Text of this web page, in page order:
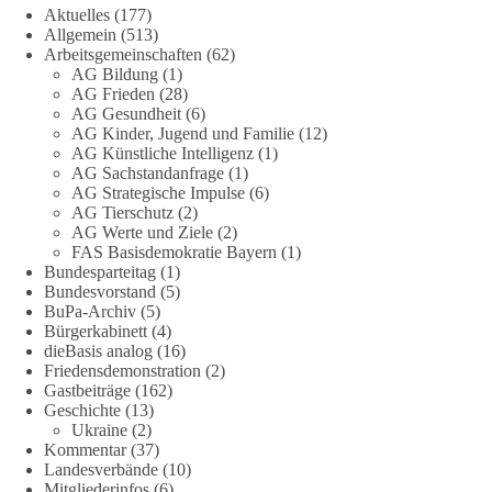
Eine demokratische Gesellschaft lebt nicht davon, unbequeme
Fragen zu vermeiden. Sie lebt davon, Fragen offen zu stellen
und transparent zu beantworten.
dieBasis fordert deshalb weiterhin eine unabhängige,
vollständige und transparente Aufarbeitung der Corona-Politik.
Ohne Denkverbote, ohne Vorverurteilungen und ohne Tabus.
Quellen: https://apnews.com/article/fauci-diaries-covid-origins-
rand-paul-6b25da9f75a0becbaf2886ab22643e67
https://www.tichyseinblick.de/kolumnen/aus-aller-welt/usa-
tagebuch-fauci-corona-impfung/
#dieBasis #Corona #Aufarbeitung
#Vertrauen
36 60
DieBasis
Aktuelles (177)
Allgemein (513)
Arbeitsgemeinschaften (62)
AG Bildung (1)
AG Frieden (28)
AG Gesundheit(6)
AG Kinder, Jugend und Familie (12)
AG Künstliche Intelligenz (1)
AG Sachstandanfrage (1)
AG Strategische Impulse (6)
AG Tierschutz (2)
AG Werte und Ziele (2)
FAS Basisdemokratie Bayern (1)
Bundesparteitag (1)
Bundesvorstand (5)
BuPa-Archiv (5)
Bürgerkabinett(4)
dieBasis analog (16)
Friedensdemonstration (2)
Gastbeiträge (162)
Geschichte (13)
Ukraine (2)
Kommentar(37)
Landesverbände (10)